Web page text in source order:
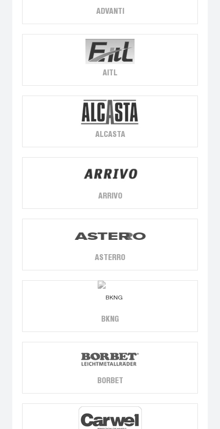
ADVANTI
AITL
ALCASTA
ARRIVO
ASTERRO
BKNG
BORBET